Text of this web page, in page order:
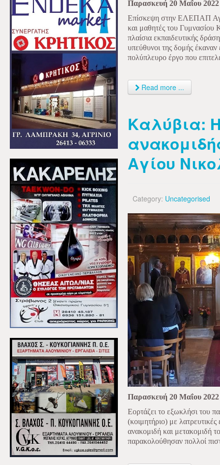
Παρασκευή 20 Μαΐου 2022
Επίσκεψη στην ΕΛΕΠΑΠ
και μαθητές του Γυμνασίου
πλαίσια εκπαιδευτικής
υπεύθυνοι της δομής έκαναν
πολύπλευρο έργο που
Read more ...
Καλύβια:
Αγίου
Category: Uncategorised
Παρασκευή 20 Μαΐου 2022
Εορτάζει το εξωκλήσι του
(κοιμητήριο) με
ανακομιδή και μετακομιδή
παρακολούθησαν πολλοί